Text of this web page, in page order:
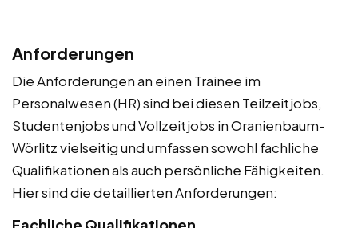
Anforderungen
Die Anforderungen an einen Trainee im
Personalwesen (HR) sind bei diesen Teilzeitjobs,
Studentenjobs und Vollzeitjobs in Oranienbaum-
Wörlitz vielseitig und umfassen sowohl fachliche
Qualifikationen als auch persönliche Fähigkeiten.
Hier sind die detaillierten Anforderungen:
Fachliche Qualifikationen